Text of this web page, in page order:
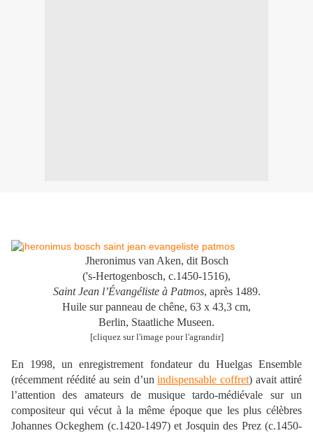
Jheronimus van Aken, dit Bosch
('s-Hertogenbosch, c.1450-1516),
Saint Jean l’Évangéliste à Patmos, après 1489.
Huile sur panneau de chêne, 63 x 43,3 cm,
Berlin, Staatliche Museen.
[cliquez sur l'image pour l'agrandir]
En 1998, un enregistrement fondateur du Huelgas Ensemble
(récemment réédité au sein d’unindispensable coffret) avait attiré
l’attention des amateurs de musique tardo-médiévale sur un
compositeur qui vécut à la même époque que les plus célèbres
Johannes Ockeghem (c.1420-1497) et Josquin des Prez (c.1450-